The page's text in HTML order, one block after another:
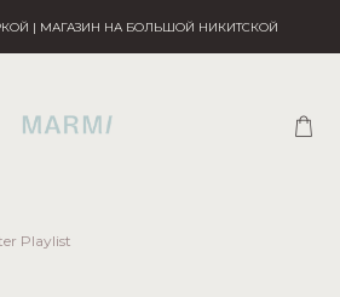
| МАГАЗИН НА БОЛЬШОЙ НИКИТСКОЙ
Playlist